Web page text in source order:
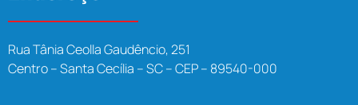
Rua Tânia Ceolla Gaudêncio, 251
Centro – Santa Cecília – SC – CEP – 89540-000